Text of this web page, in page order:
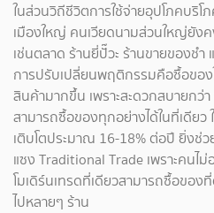
ในส่วนวิถีชีวิตการใช้จ่ายอุปโภคบริโ
เมืองใหญ่ คนเวียดนามส่วนใหญ่ยัง
เช่นตลาด ร้านยี่ปั๊วะ ร้านขายของชำ
การปรับเปลี่ยนพฤติกรรมคือซื้อของ
สินค้ามากขึ้น เพราะสะดวกสบายก
สามารถซื้อของทุกอย่างได้ในที่เดียว
เติบโตประมาณ 16-18% ต่อปี ยิ่งช่ว
แซง Traditional Trade เพราะคนไ
โมเดิร์นเทรดที่เดียวสามารถซื้อขอ
ไปหลายๆ ร้าน